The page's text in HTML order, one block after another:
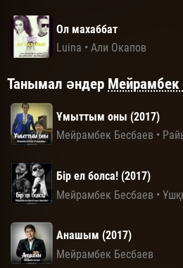
Ол махаббат
Luina • Али Окапов
Танымал әндер Мейрамбек
Ұмыттым оны (2017)
Мейрамбек Бесбаев •
Бір ел болса! (2017)
Мейрамбек Бесбаев •
Анашым (2017)
Мейрамбек Бесбаев